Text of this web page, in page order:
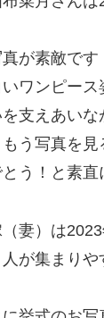
が素敵で
ワンピー
を支えあい
う写真を
う！と素直
（妻）は
が集まりや